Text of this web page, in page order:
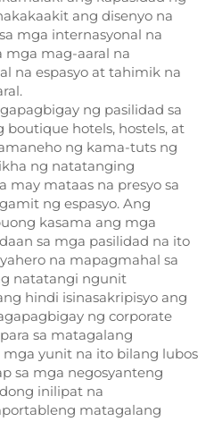
ang disenyo na
mga internasyonal na
mag-aaral na
na espasyo at tahimik na
ng pasilidad sa
hotels, hostels, at
ng kama-tuts ng
ng natatanging
may mataas na presyo sa
ng espasyo. Ang
kasama ang mga
sa mga pasilidad na ito
na mapagmahal sa
natatangi ngunit
hindi isinasakripisyo ang
ng corporate
sa matagalang
yunit na ito bilang lubos
sa mga negosyanteng
inilipat na
matagalang